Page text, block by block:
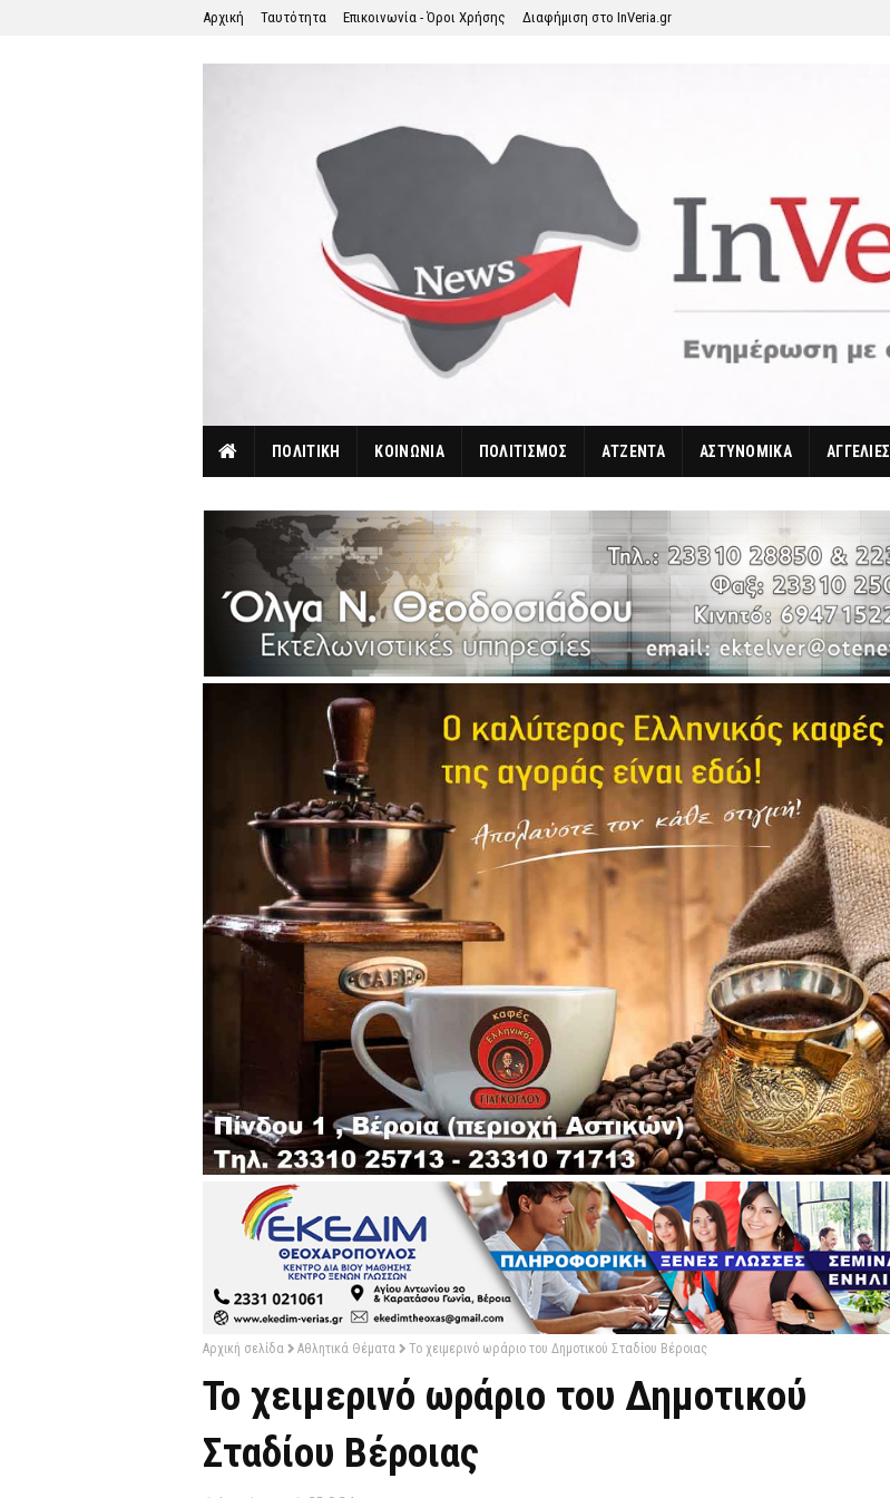
Αρχική Ταυτότητα Επικοινωνία - Όροι Χρήσης Διαφήμιση στο InVeria.gr
ΠΟΛΙΤΙΚΗ ΚΟΙΝΩΝΙΑ ΠΟΛΙΤΙΣΜΟΣ ΑΤΖΕΝΤΑ ΑΣΤΥΝΟΜΙΚΑ ΑΓΓΕΛΙΕΣ
Αρχική σελίδα Αθλητικά Θέματα Το χειμερινό ωράριο του Δημοτικού Σταδίου Βέροιας
Το χειμερινό ωράριο του Δημοτικού
Σταδίου Βέροιας